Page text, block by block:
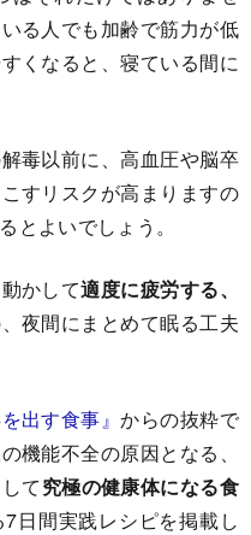
る人でも加齢で筋力が低
くなると、寝ている間に
毒以前に、高血圧や脳卒
すリスクが高まりますの
とよいでしょう。
かして適度に疲労する、
夜間にまとめて眠る工夫
を出す食事』からの抜粋で
機能不全の原因となる、
て究極の健康体になる食
日間実践レシピを掲載し